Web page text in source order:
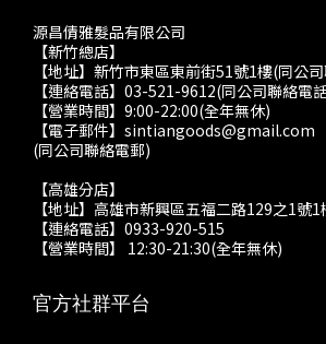
源昌倩雅髮品有限公司
【新竹總店】
【地址】新竹市東區東前街51號1樓(同公
【連絡電話】03-521-9612(同公司聯絡電
【營業時間】9:00-22:00(全年無休)
【電子郵件】sintiangoods@gmail.com
(同公司聯絡電郵)
【高雄分店】
【地址】高雄市新興區五福二路129之1號1
【連絡電話】0933-920-515
【營業時間】 12:30-21:30(全年無休)
官方社群平台